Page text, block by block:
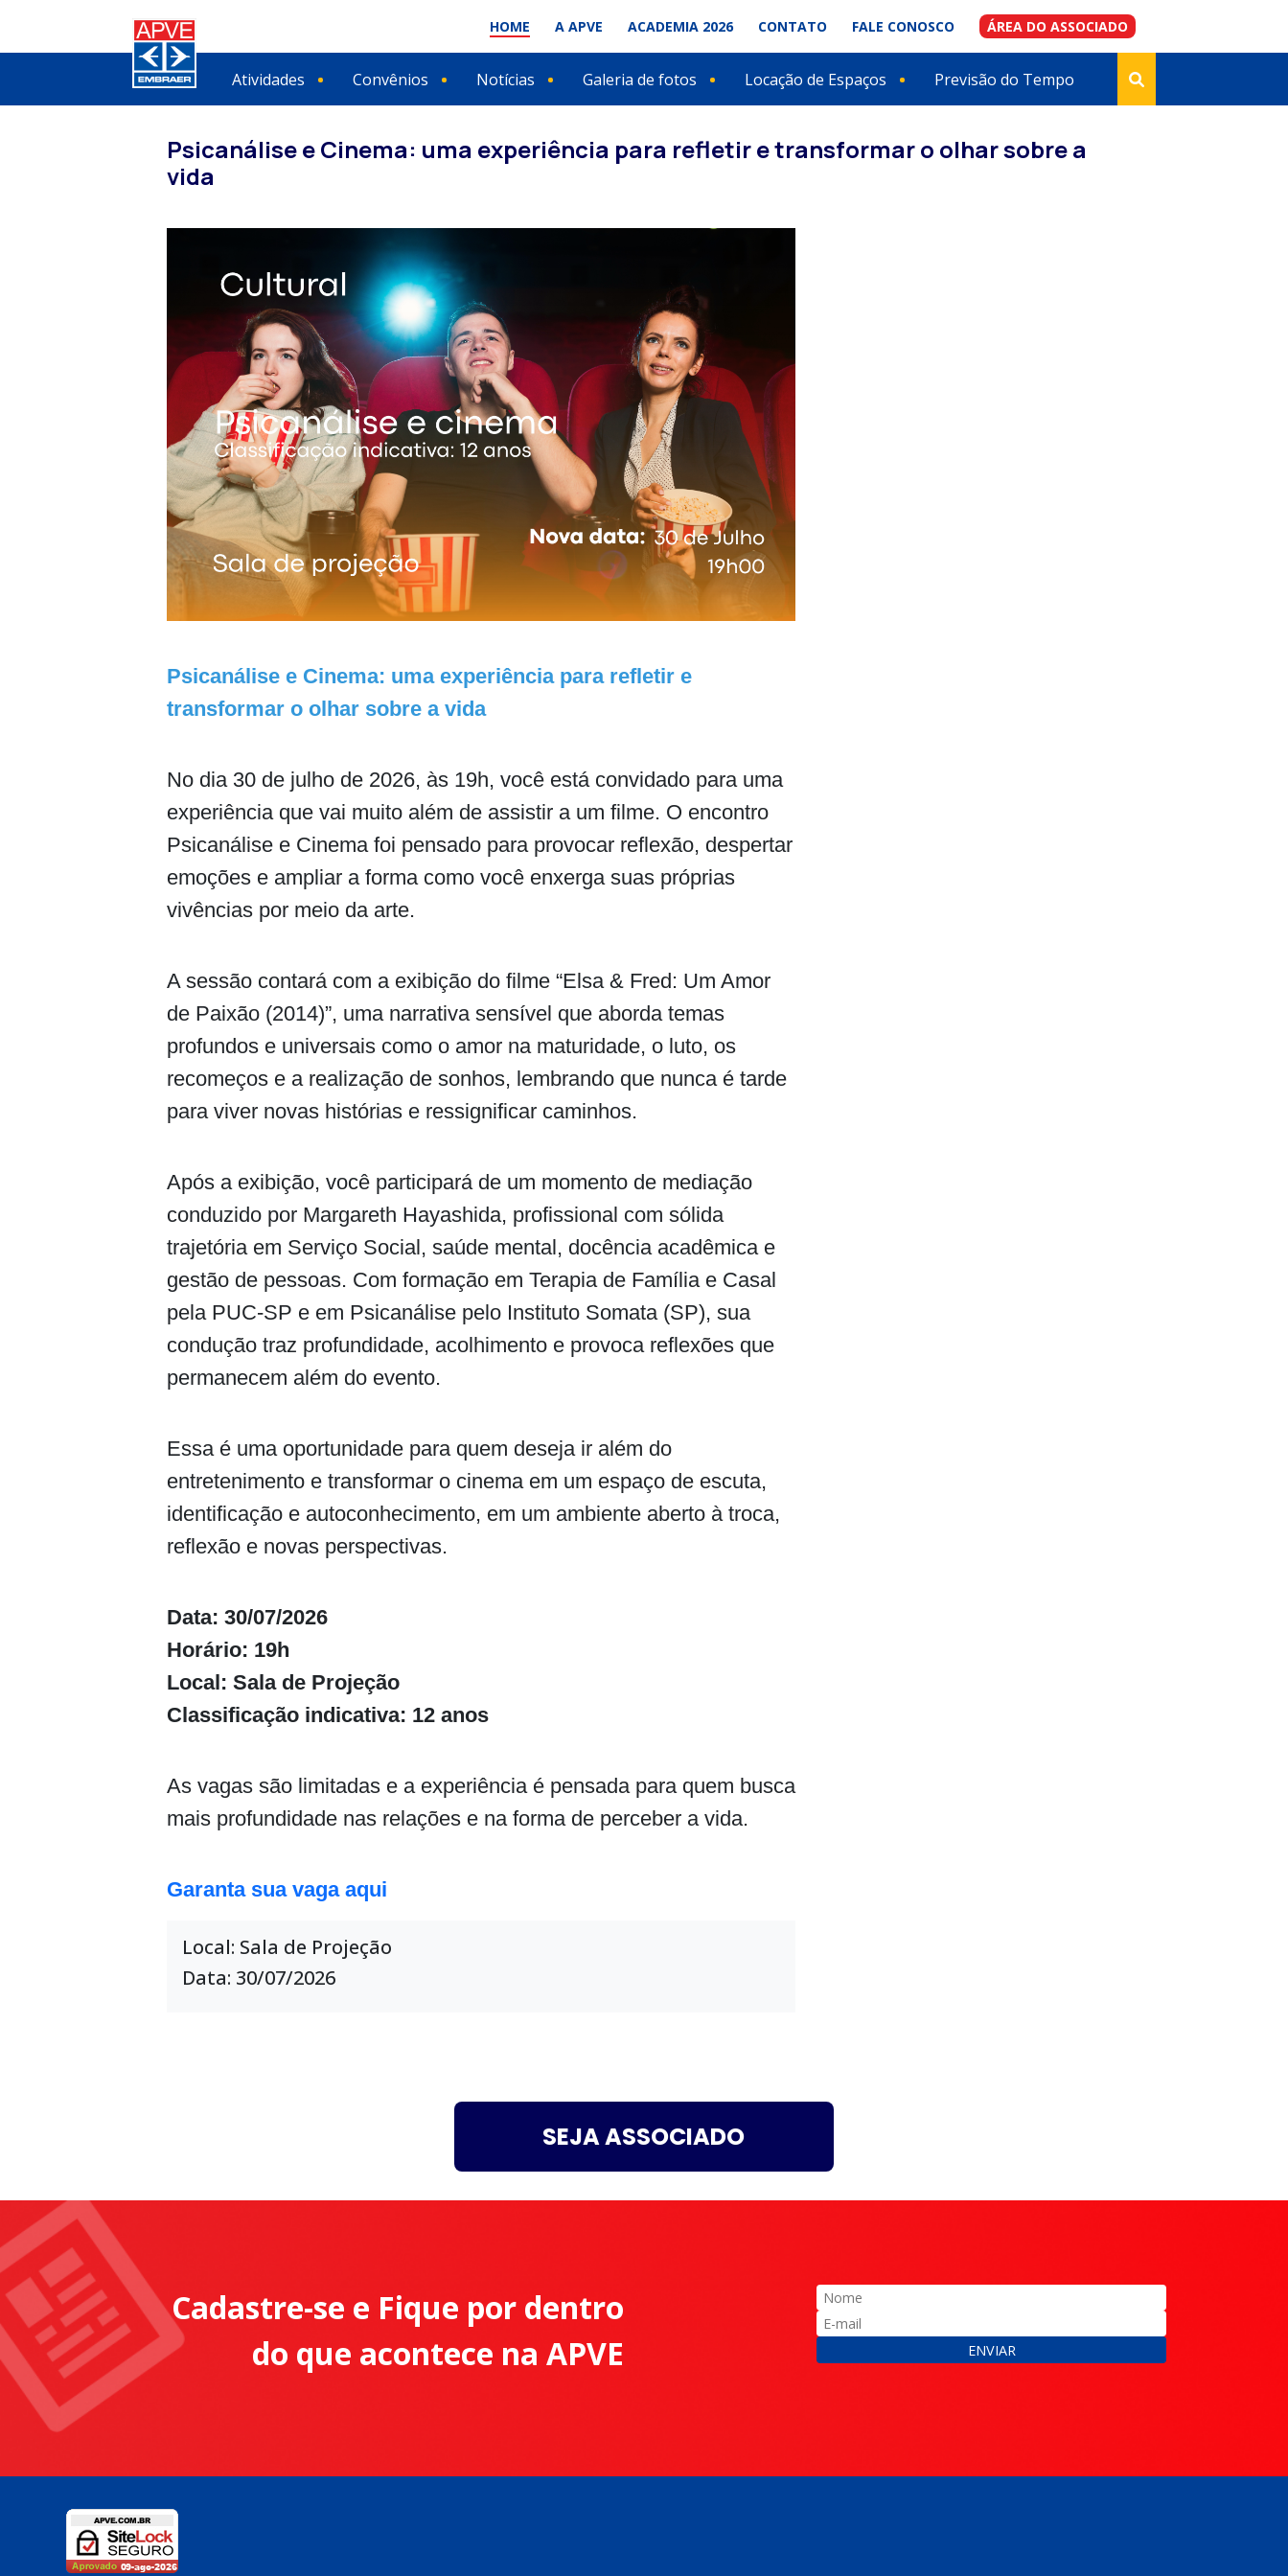
HOME A APVE ACADEMIA 2026 CONTATO FALE CONOSCO ÁREA DO ASSOCIADO
Atividades Convênios Notícias Galeria de fotos Locação de Espaços Previsão do Tempo
Psicanálise e Cinema: uma experiência para refletir e transformar o olhar sobre a
vida
Psicanálise e Cinema: uma experiência para refletir e
transformar o olhar sobre a vida
No dia 30 de julho de 2026, às 19h, você está convidado para uma
experiência que vai muito além de assistir a um filme. O encontro
Psicanálise e Cinema foi pensado para provocar reflexão, despertar
emoções e ampliar a forma como você enxerga suas próprias
vivências por meio da arte.
A sessão contará com a exibição do filme “Elsa & Fred: Um Amor
de Paixão (2014)”, uma narrativa sensível que aborda temas
profundos e universais como o amor na maturidade, o luto, os
recomeços e a realização de sonhos, lembrando que nunca é tarde
para viver novas histórias e ressignificar caminhos.
Após a exibição, você participará de um momento de mediação
conduzido por Margareth Hayashida, profissional com sólida
trajetória em Serviço Social, saúde mental, docência acadêmica e
gestão de pessoas. Com formação em Terapia de Família e Casal
pela PUC-SP e em Psicanálise pelo Instituto Somata (SP), sua
condução traz profundidade, acolhimento e provoca reflexões que
permanecem além do evento.
Essa é uma oportunidade para quem deseja ir além do
entretenimento e transformar o cinema em um espaço de escuta,
identificação e autoconhecimento, em um ambiente aberto à troca,
reflexão e novas perspectivas.
Data: 30/07/2026
Horário: 19h
Local: Sala de Projeção
Classificação indicativa: 12 anos
As vagas são limitadas e a experiência é pensada para quem busca
mais profundidade nas relações e na forma de perceber a vida.
Garanta sua vaga aqui
Local: Sala de Projeção
Data: 30/07/2026
SEJA ASSOCIADO
Cadastre-se e Fique por dentro
do que acontece na APVE
ENVIAR